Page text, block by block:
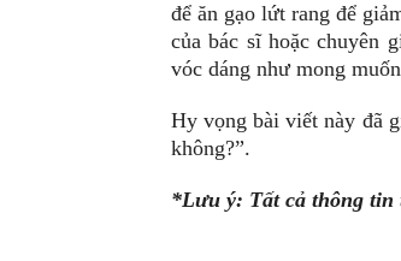
để ăn gạo lứt rang để
của bác sĩ hoặc chuyên
vóc dáng như mong
Hy vọng bài viết này đã
không?”.
*Lưu ý: Tất cả thông tin